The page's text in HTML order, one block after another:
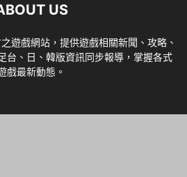
US
遊戲網站，提供遊戲相關新聞、攻略、
台、日、韓版資訊同步報導，掌握各式
戲最新動態。